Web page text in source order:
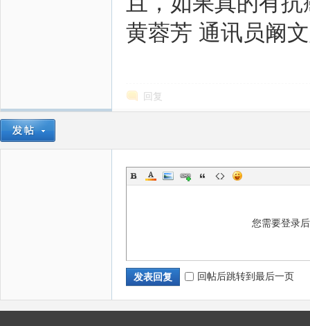
黄蓉芳 通讯员阚
回复
您需要登录
发表回复 回帖后跳转到最后一页